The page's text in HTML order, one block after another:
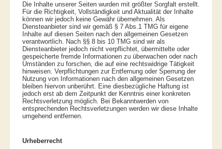
Die Inhalte unserer Seiten wurden mit größter Sorgfalt erstellt.
Für die Richtigkeit, Vollständigkeit und Aktualität der Inhalte
können wir jedoch keine Gewähr übernehmen. Als
Diensteanbieter sind wir gemäß § 7 Abs.1 TMG für eigene
Inhalte auf diesen Seiten nach den allgemeinen Gesetzen
verantwortlich. Nach §§ 8 bis 10 TMG sind wir als
Diensteanbieter jedoch nicht verpflichtet, übermittelte oder
gespeicherte fremde Informationen zu überwachen oder nach
Umständen zu forschen, die auf eine rechtswidrige Tätigkeit
hinweisen. Verpflichtungen zur Entfernung oder Sperrung der
Nutzung von Informationen nach den allgemeinen Gesetzen
bleiben hiervon unberührt. Eine diesbezügliche Haftung ist
jedoch erst ab dem Zeitpunkt der Kenntnis einer konkreten
Rechtsverletzung möglich. Bei Bekanntwerden von
entsprechenden Rechtsverletzungen werden wir diese Inhalte
umgehend entfernen.
Urheberrecht